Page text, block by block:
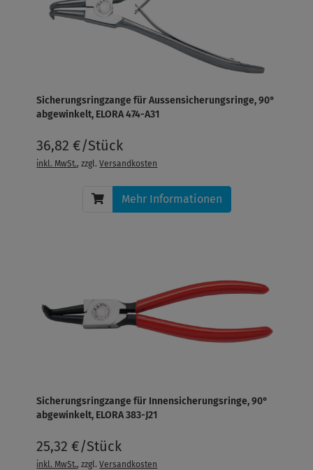
Sicherungsringzange für Aussensicherungsringe, 90°
abgewinkelt, ELORA 474-A31
36,82 €/Stück
inkl. MwSt., zzgl.Versandkosten
Mehr Informationen
Sicherungsringzange für Innensicherungsringe, 90°
abgewinkelt, ELORA 383-J21
25,32 €/Stück
inkl. MwSt., zzgl.Versandkosten